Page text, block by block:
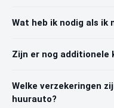
Wat heb ik nodig als ik
Zijn er nog additionele
Welke verzekeringen
huurauto?